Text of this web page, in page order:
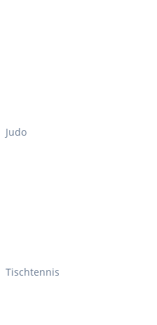
Judo
Tischtennis